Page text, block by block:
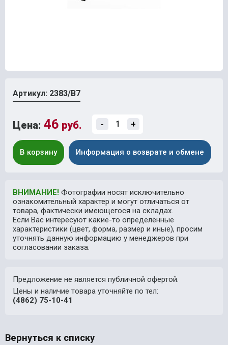
Артикул: 2383/В7
Цена: 46 руб. - +
В корзину Информация о возврате и обмене
ВНИМАНИЕ! Фотографии носят исключительно
ознакомительный характер и могут отличаться от
товара, фактически имеющегося на складах.
Если Вас интересуют какие-то определённые
характеристики (цвет, форма, размер и иные), просим
уточнять данную информацию у менеджеров при
согласовании заказа.
Предложение не является публичной офертой.
Цены и наличие товара уточняйте по тел:
(4862) 75-10-41
Вернуться к списку